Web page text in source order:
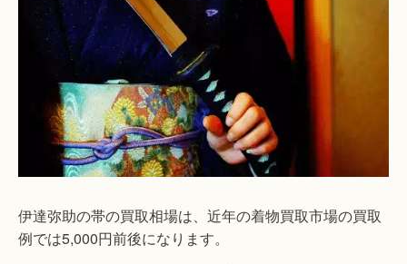
伊達弥助の帯の買取相場は、近年の着物買取市場の買取
例では5,000円前後になります。